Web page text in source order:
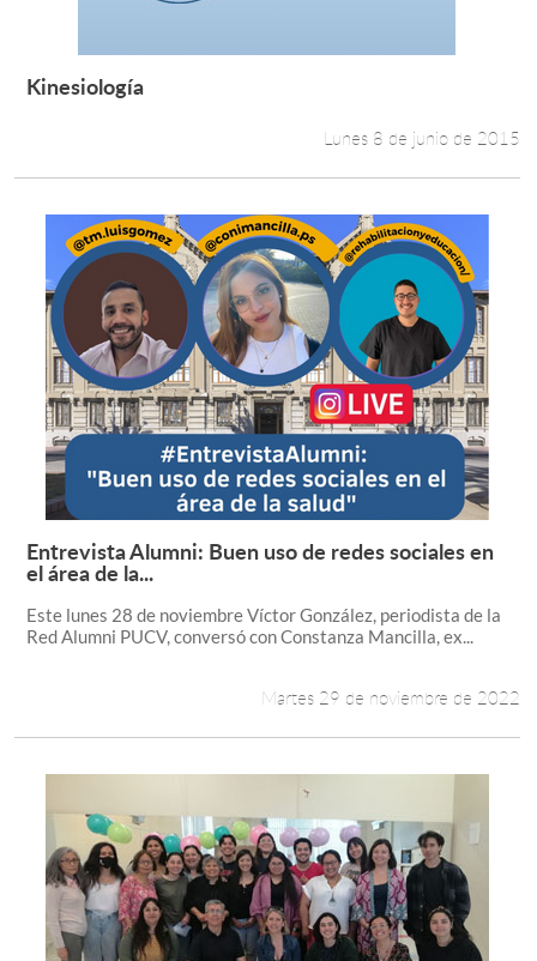
Kinesiología
Lunes 8 de junio de 2015
Leer más +
Entrevista Alumni: Buen uso de redes sociales en
el área de la...
Este lunes 28 de noviembre Víctor González, periodista de la
Red Alumni PUCV, conversó con Constanza Mancilla, ex...
Martes 29 de noviembre de 2022